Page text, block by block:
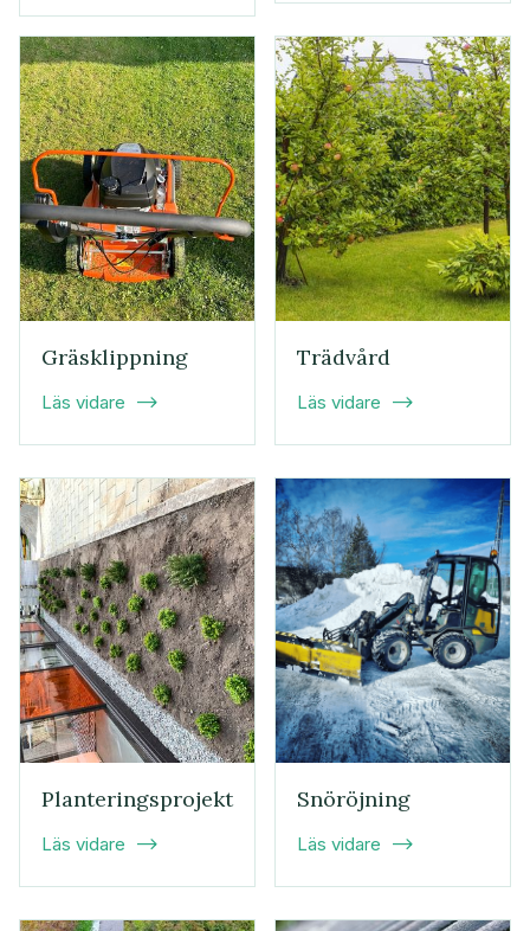
Gräsklippning
Läs vidare 
Trädvård
Läs vidare 
Planteringsprojekt
Läs vidare 
Snöröjning
Läs vidare 